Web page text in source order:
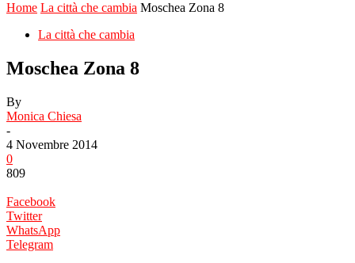
Home La città che cambia Moschea Zona 8
La città che cambia
Moschea Zona 8
By
Monica Chiesa
-
4 Novembre 2014
0
809
Facebook
Twitter
WhatsApp
Telegram